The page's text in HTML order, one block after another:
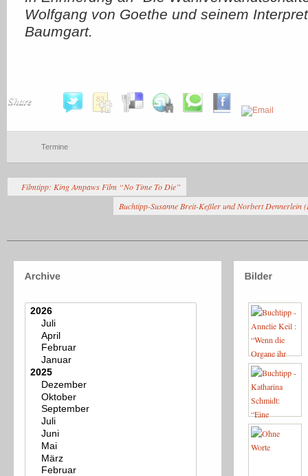
Wolfgang von Goethe und seinem
Baumgart.
Share
Termine
Filmtipp: King Ampaws Film “No Time To Die”
Buchtipp-Susanne Breit-Keßler und Norbert